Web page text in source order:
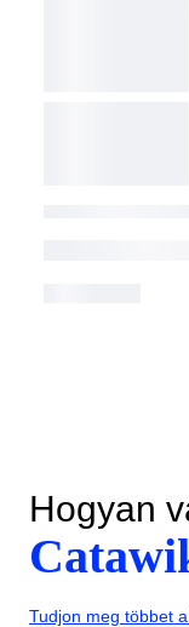
Hogyan
Tudjon meg többet